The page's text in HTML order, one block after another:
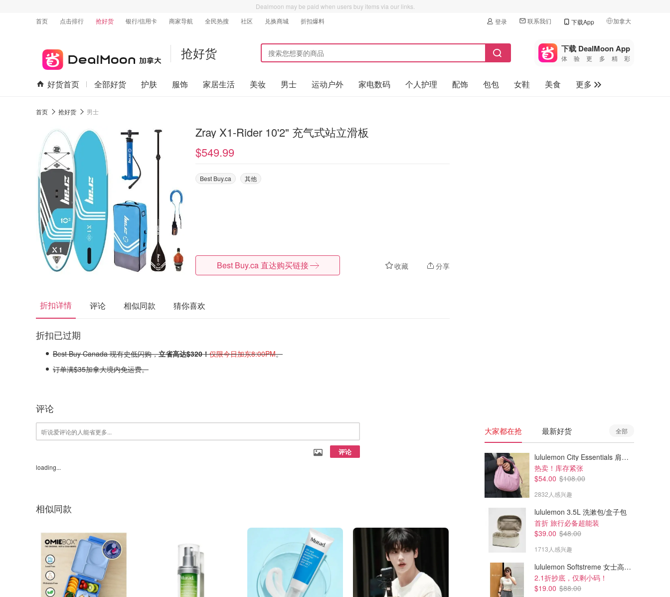
Dealmoon may be paid when users buy items via our links.
首页
点击排行 抢好货 银行/信用卡 商家导航 全民热搜 社区 兑换商城 折扣爆料 登录 联系我们 下载App 加拿大
🇺🇸
美国
🇨🇳中国
🇨🇦加拿大
抢好货 下载 DealMoon App
体验更多精彩
好货首页 全部好货 护肤 服饰 家居生活 美妆 男士 运动户外 家电数码 个人护理 配饰 包包 女鞋 美食
更多
首页 抢好货 男士
Zray X1-Rider 10'2" 充气式站立滑板
$549.99
Best Buy.ca 其他
收藏 分享
Best Buy.ca 直达购买链接
折扣详情 评论 相似同款 猜你喜欢
折扣已过期
Best Buy Canada 现有史低闪购，立省高达$320！仅限今日加东8:00PM。
订单满$35加拿大境内免运费。
评论
评论
loading...
相似同款
大家都在抢 最新好货 全部
lululemon City Essentials 肩背包 4L
热卖！库存紧张
$54.00 $108.00
2832人感兴趣
lululemon 3.5L 洗漱包/盒子包
首折 旅行必备超能装
$39.00 $48.00
1713人感兴趣
lululemon Softstreme 女士高腰短裤 10cm
2.1折抄底，仅剩小码！
$19.00 $88.00